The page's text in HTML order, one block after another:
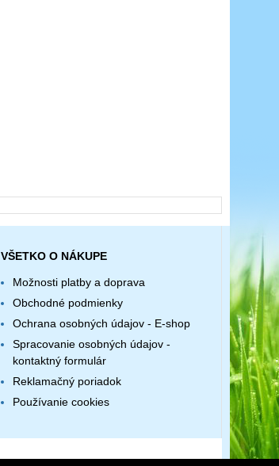
VŠETKO O NÁKUPE
Možnosti platby a doprava
Obchodné podmienky
Ochrana osobných údajov - E-shop
Spracovanie osobných údajov -
kontaktný formulár
Reklamačný poriadok
Používanie cookies